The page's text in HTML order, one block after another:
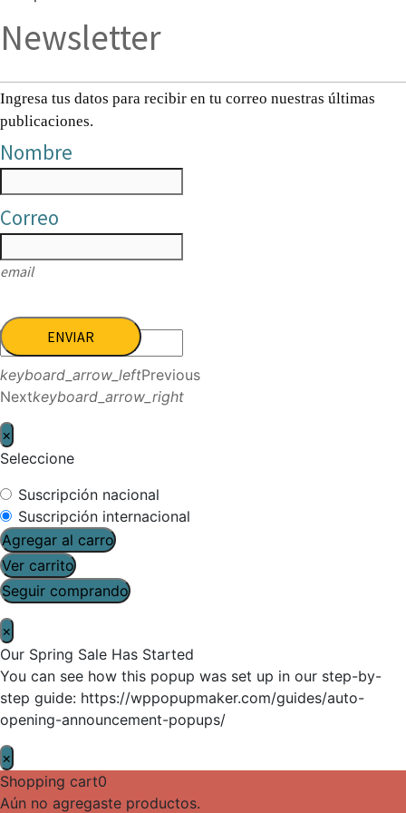
Newsletter
Ingresa tus datos para recibir en tu correo nuestras últimas
publicaciones.
Nombre
Correo
email
ENVIAR
keyboard_arrow_leftPrevious
Nextkeyboard_arrow_right
×
Seleccione
Suscripción nacional
Suscripción internacional
Agregar al carro
Ver carrito
Seguir comprando
×
Our Spring Sale Has Started
You can see how this popup was set up in our step-by-
step guide: https://wppopupmaker.com/guides/auto-
opening-announcement-popups/
×
Shopping cart0
Aún no agregaste productos.